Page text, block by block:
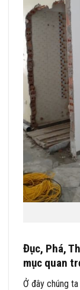
Đục, Phá,
mục quan
Ở đây chúng